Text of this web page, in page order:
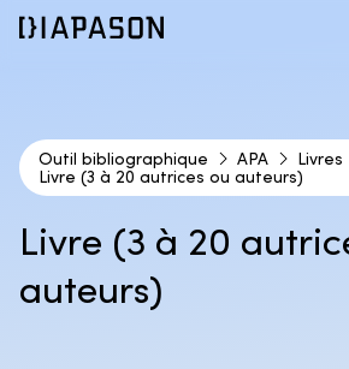
Outil bibliographique APA
Livres
Livre (3 à 20 autrices ou auteurs)
Livre (3 à 20
auteurs)
1 STYLE BIBLIOGRAPHIQUE
APA
TYPE DE DOCUMENT